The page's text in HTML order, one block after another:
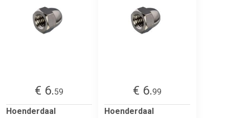
€ 6.59
Hoenderdaal
€ 6.99
Hoenderdaal